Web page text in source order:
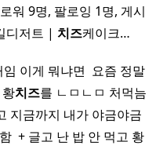
워 9명, 팔로잉 1명, 게시
디저트 | 치즈케이크…
이게 뭐냐면 ​ 요즘 정말
치즈를 ㄴㅁㄴㅁ 처먹늠
지금까지 내가 야금야금
+ 글고 난 밥 안 먹고 황